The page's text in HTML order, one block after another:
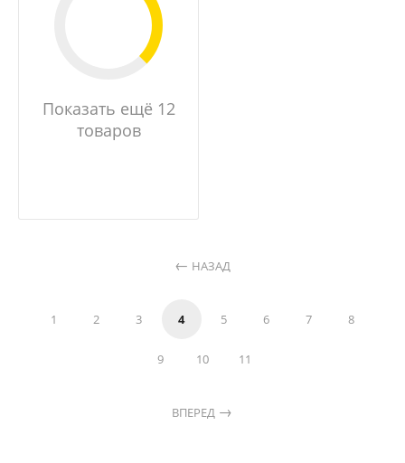
Показать ещё 12
товаров
НАЗАД
1 2 3 4 5 6 7 8
9 10 11
ВПЕРЕД